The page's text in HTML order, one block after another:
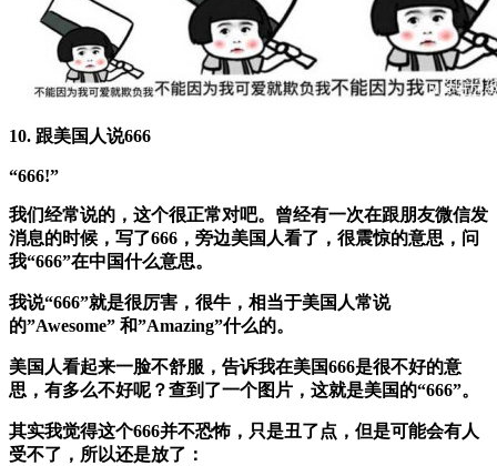
10. 跟美国人说666
“666!”
我们经常说的，这个很正常对吧。曾经有一次在跟朋友微信发
消息的时候，写了666，旁边美国人看了，很震惊的意思，问
我“666”在中国什么意思。
我说“666”就是很厉害，很牛，相当于美国人常说
的”Awesome” 和”Amazing”什么的。
美国人看起来一脸不舒服，告诉我在美国666是很不好的意
思，有多么不好呢？查到了一个图片，这就是美国的“666”。
其实我觉得这个666并不恐怖，只是丑了点，但是可能会有人
受不了，所以还是放了：